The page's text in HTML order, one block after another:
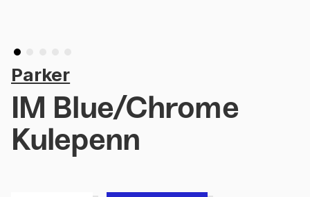
Parker
IM Blue/Chrome
Kulepenn